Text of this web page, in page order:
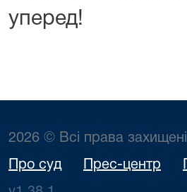
уперед!
2026 © Всі права захищені
Про суд Прес-центр